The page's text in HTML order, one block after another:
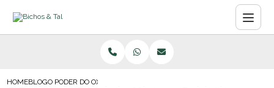
HOMEBLOGO PODER DO OXIGÊNIO ATIVO NO CUIDADO VETERINÁRIO